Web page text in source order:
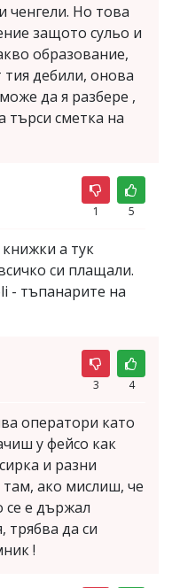
ченгели. Но това
защото сульо и
образование,
дебили, онова
да я разбере ,
търси сметка на
1 5
а тук
си плащали.
- тъпанаритe на
3 4
оператори като
у фейсо как
и разни
ако мислиш, че
е държал
трябва да си
!